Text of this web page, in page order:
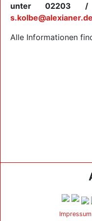
unter 02203
s.kolbe@alexianer.de
Alle Informationen
Impressum